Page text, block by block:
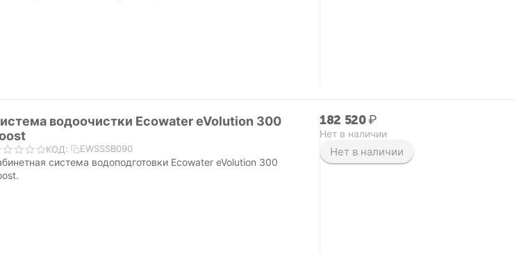
водоочистки Ecowater eVolution 300
КОД: EWSSSB090
система водоподготовки Ecowater eVolution 300
182 520₽
Нет в наличии
Нет в наличии